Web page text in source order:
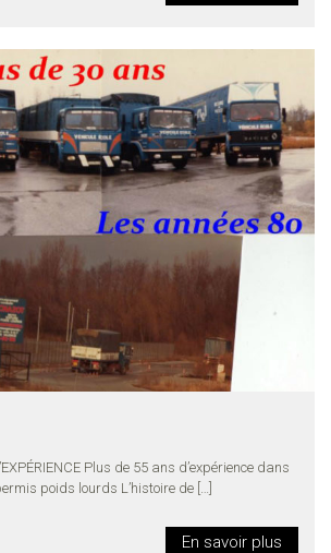
Plus de 55 ans d’expérience dans
poids lourds L’histoire de
En savoir plus